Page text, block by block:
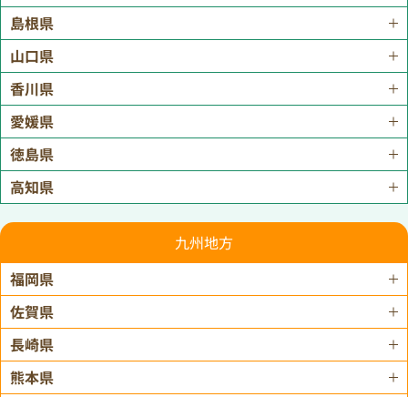
島根県
山口県
香川県
愛媛県
徳島県
高知県
九州地方
福岡県
佐賀県
長崎県
熊本県